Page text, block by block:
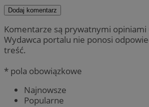
Dodaj komentarz
Komentarze są prywatnymi
Wydawca portalu nie ponosi
treść.
* pola obowiązkowe
Najnowsze
Popularne